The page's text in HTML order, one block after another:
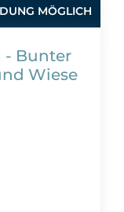
MÖGLICH
- Bunter
Wiese